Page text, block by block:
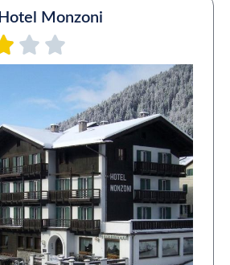
Hotel Monzoni